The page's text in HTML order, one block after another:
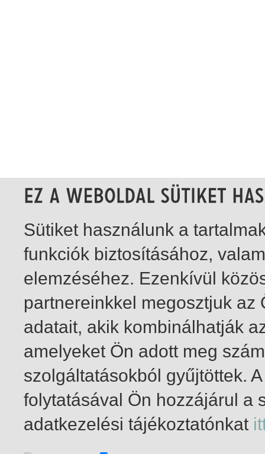
1-2 / total 2 hit
Sütiket használunk a
funkciók biztosításához,
elemzéséhez. Ezenkívül
partnereinkkel megosztjuk
adatait, akik kombinálhatják
amelyeket Ön adott meg
szolgáltatásokból gyűjtöttek.
folytatásával Ön hozzájárul a
adatkezelési tájékoztatónkat